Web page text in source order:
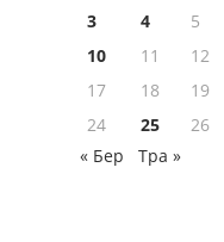
3 4 5
10
11 12
17
18 19
24
25 26
« Бер
Тра »